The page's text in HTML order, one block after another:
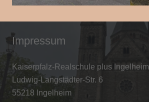
Impressum
Kaiserpfalz-Realschule plus Ingelheim
Ludwig-Langstädter-Str. 6
55218 Ingelheim